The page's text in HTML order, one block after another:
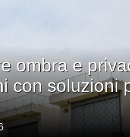
ombra e
con soluzioni